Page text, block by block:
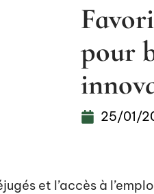
pour
25/01/
et l’accès à